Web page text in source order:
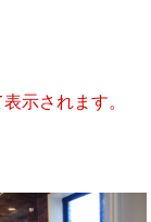
示されます。